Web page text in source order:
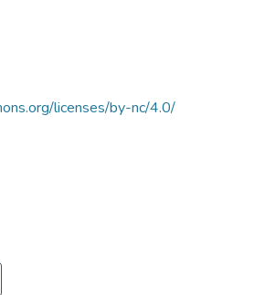
licenses/by-nc/4.0/